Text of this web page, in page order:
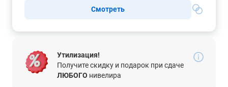
Смотреть
Утилизация!
Получите скидку и подарок при сдаче
ЛЮБОГО нивелира